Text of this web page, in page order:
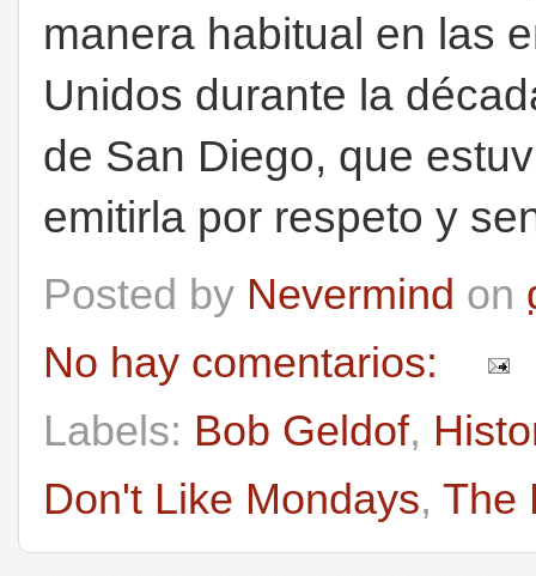
manera habitual en las
Unidos durante la
de San Diego, que
emitirla por respeto y
Posted by Nevermind on
No hay comentarios:
Labels: Bob Geldof,
Don't Like Mondays, The